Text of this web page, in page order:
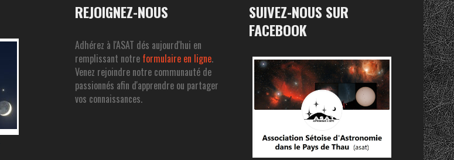
REJOIGNEZ-NOUS
Adhérez à l'ASAT dés aujourd'hui en
remplissant notre formulaire en ligne.
Venez rejoindre notre communauté de
passionnés afin d'apprendre ou partager
vos connaissances.
SUIVEZ-NOUS SUR
FACEBOOK